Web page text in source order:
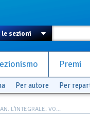
Premi
Per autore Per
L'INTEGRALE. VO...